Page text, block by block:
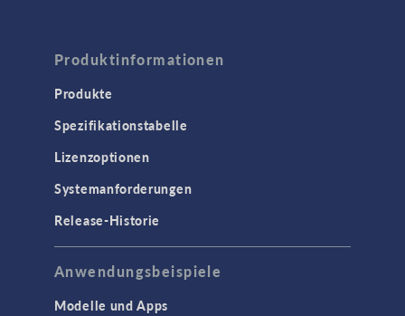
Produktinformationen
Produkte
Spezifikationstabelle
Lizenzoptionen
Systemanforderungen
Release-Historie
Anwendungsbeispiele
Modelle und Apps